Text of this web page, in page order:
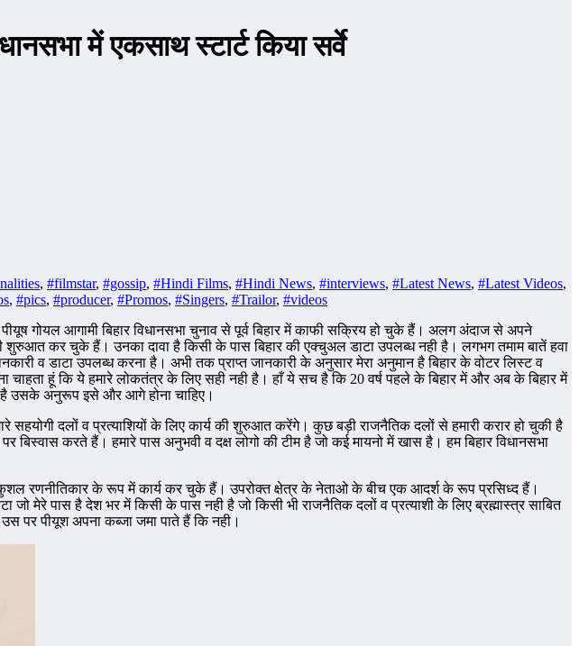
में एकसाथ स्टार्ट किया सर्वे
, #filmstar, #gossip, #Hindi Films, #Hindi News, #interviews, #Latest News, #Latest Videos,
, #pics, #producer, #Promos, #Singers, #Trailor, #videos
गोयल आगामी बिहार विधानसभा चुनाव से पूर्व बिहार में काफी सक्रिय हो चुके हैं। अलग अंदाज से अपने
शुरुआत कर चुके हैं। उनका दावा है किसी के पास बिहार की एक्चुअल डाटा उपलब्ध नही है। लगभग तमाम बातें हवा
व डाटा उपलब्ध करना है। अभी तक प्राप्त जानकारी के अनुसार मेरा अनुमान है बिहार के वोटर लिस्ट व
हूं कि ये हमारे लोकतंत्र के लिए सही नही है। हाँ ये सच है कि 20 वर्ष पहले के बिहार में और अब के बिहार में
है उसके अनुरूप इसे और आगे होना चाहिए।
सहयोगी दलों व प्रत्याशियों के लिए कार्य की शुरुआत करेंगे। कुछ बड़ी राजनैतिक दलों से हमारी करार हो चुकी है
करते हैं। हमारे पास अनुभवी व दक्ष लोगो की टीम है जो कई मायनो में खास है। हम बिहार विधानसभा
कुशल रणनीतिकार के रूप में कार्य कर चुके हैं। उपरोक्त क्षेत्र के नेताओ के बीच एक आदर्श के रूप प्रसिध्द हैं।
मेरे पास है देश भर में किसी के पास नही है जो किसी भी राजनैतिक दलों व प्रत्याशी के लिए ब्रह्मास्त्र साबित
पर पीयूश अपना कब्जा जमा पाते हैं कि नही।